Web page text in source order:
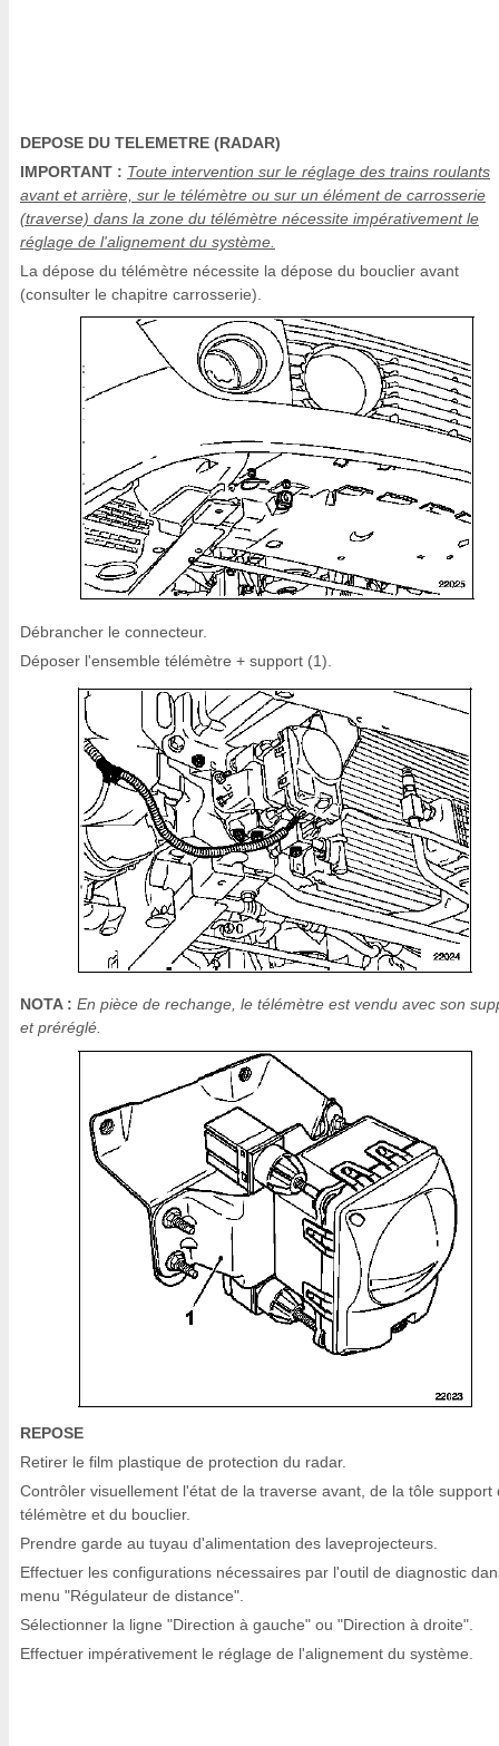
DEPOSE DU TELEMETRE (RADAR)
IMPORTANT : Toute intervention sur le réglage des trains roulants
avant et arrière, sur le télémètre ou sur un élément de carrosserie
(traverse) dans la zone du télémètre nécessite impérativement le
réglage de l'alignement du système.
La dépose du télémètre nécessite la dépose du bouclier avant
(consulter le chapitre carrosserie).
Débrancher le connecteur.
Déposer l'ensemble télémètre + support (1).
NOTA : En pièce de rechange, le télémètre est vendu avec son
et préréglé.
REPOSE
Retirer le film plastique de protection du radar.
Contrôler visuellement l'état de la traverse avant, de la tôle support
télémètre et du bouclier.
Prendre garde au tuyau d'alimentation des laveprojecteurs.
Effectuer les configurations nécessaires par l'outil de diagnostic
menu "Régulateur de distance".
Sélectionner la ligne "Direction à gauche" ou "Direction à droite".
Effectuer impérativement le réglage de l'alignement du système.